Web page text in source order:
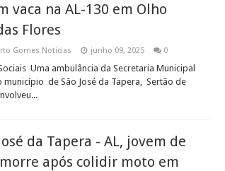
vaca na AL-130 em Olho
Flores
Gomes Noticias junho 09, 2025 0
Uma ambulância da Secretaria Municipal
de São José da Tapera, Sertão de
da Tapera - AL, jovem de
após colidir moto em